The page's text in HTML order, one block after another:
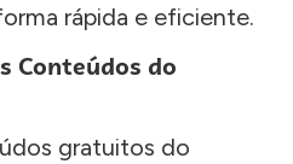
rápida e eficiente.
Conteúdos do
gratuitos do